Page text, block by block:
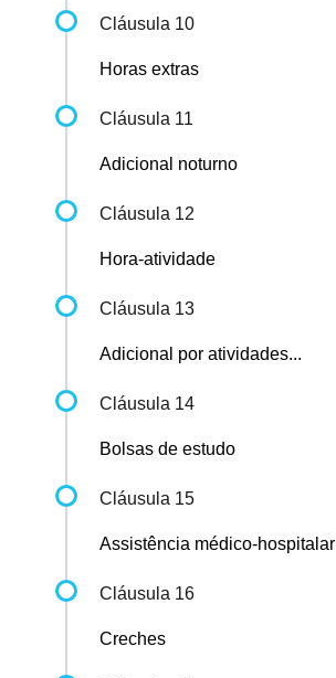
Cláusula 10
Horas extras
Cláusula 11
Adicional noturno
Cláusula 12
Hora-atividade
Cláusula 13
Adicional por atividades...
Cláusula 14
Bolsas de estudo
Cláusula 15
Assistência médico-hospitalar
Cláusula 16
Creches